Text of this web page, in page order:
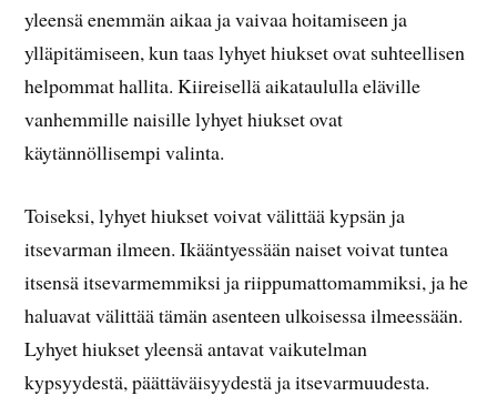
yleensä enemmän aikaa ja vaivaa hoitamiseen ja
ylläpitämiseen, kun taas lyhyet hiukset ovat suhteellisen
helpommat hallita. Kiireisellä aikataululla eläville
vanhemmille naisille lyhyet hiukset ovat
käytännöllisempi valinta.
Toiseksi, lyhyet hiukset voivat välittää kypsän ja
itsevarman ilmeen. Ikääntyessään naiset voivat tuntea
itsensä itsevarmemmiksi ja riippumattomammiksi, ja he
haluavat välittää tämän asenteen ulkoisessa ilmeessään.
Lyhyet hiukset yleensä antavat vaikutelman
kypsyydestä, päättäväisyydestä ja itsevarmuudesta.